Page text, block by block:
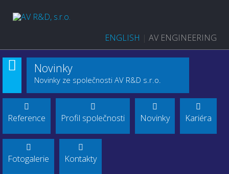
ENGLISH | AV ENGINEERING
Novinky
Novinky ze společnosti AV R&D s.r.o.
Reference Profil společnosti Novinky Kariéra
Fotogalerie Kontakty